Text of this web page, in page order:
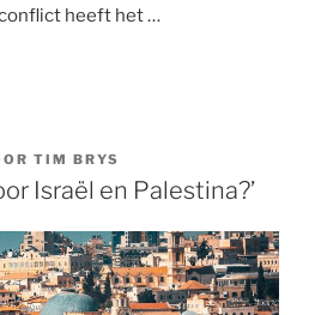
heeft het …
TIM BRYS
Israël en Palestina?’